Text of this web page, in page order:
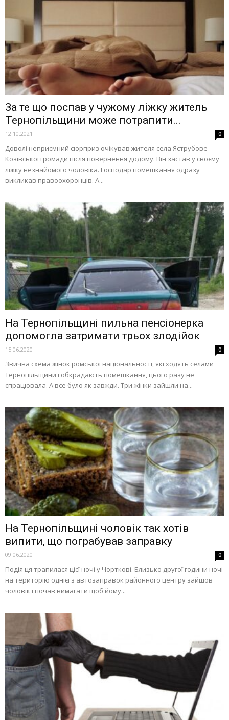
За те що поспав у чужому ліжку житель
Тернопільщини може потрапити...
12.10.2021 0
Доволі неприємний сюрприз очікував жителя села Яструбове
Козівської громади після повернення додому. Він застав у своєму
ліжку незнайомого чоловіка. Господар помешкання одразу
викликав правоохоронців. А...
На Тернопільщині пильна пенсіонерка
допомогла затримати трьох злодійок
15.06.2020 0
Звична схема жінок ромської національності, які ходять селами
Тернопільщини і обкрадають помешкання, цього разу не
спрацювала. А все було як завжди. Три жінки зайшли на...
На Тернопільщині чоловік так хотів
випити, що пограбував заправку
09.06.2020 0
Подія ця трапилася цієї ночі у Чорткові. Близько другої години ночі
на територію однієї з автозаправок районного центру зайшов
чоловік і почав вимагати щоб йому...